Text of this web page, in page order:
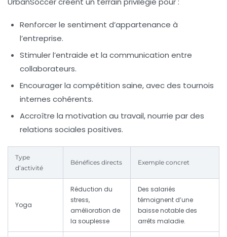
Renforcer le sentiment d’appartenance à
l’entreprise.
Stimuler l’entraide et la communication entre
collaborateurs.
Encourager la compétition saine, avec des tournois
internes cohérents.
Accroître la motivation au travail, nourrie par des
relations sociales positives.
Type
d’activité
Bénéfices directs Exemple concret
Yoga
Réduction du
stress,
amélioration de
la souplesse
Des salariés
témoignent d’une
baisse notable des
arrêts maladie.